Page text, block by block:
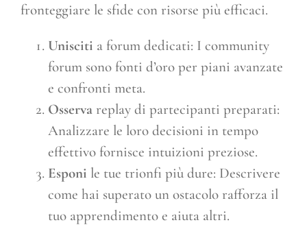
fronteggiare le sfide con risorse più efficaci.
Unisciti a forum dedicati: I community
forum sono fonti d’oro per piani avanzate
e confronti meta.
Osserva replay di partecipanti preparati:
Analizzare le loro decisioni in tempo
effettivo fornisce intuizioni preziose.
Esponi le tue trionfi più dure: Descrivere
come hai superato un ostacolo rafforza il
tuo apprendimento e aiuta altri.